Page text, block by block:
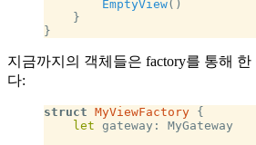
        EmptyView
()
    }
}
지금까지의 객체들은 factory를 통해
다:
struct MyViewFactory {
    let
gateway: MyGateway